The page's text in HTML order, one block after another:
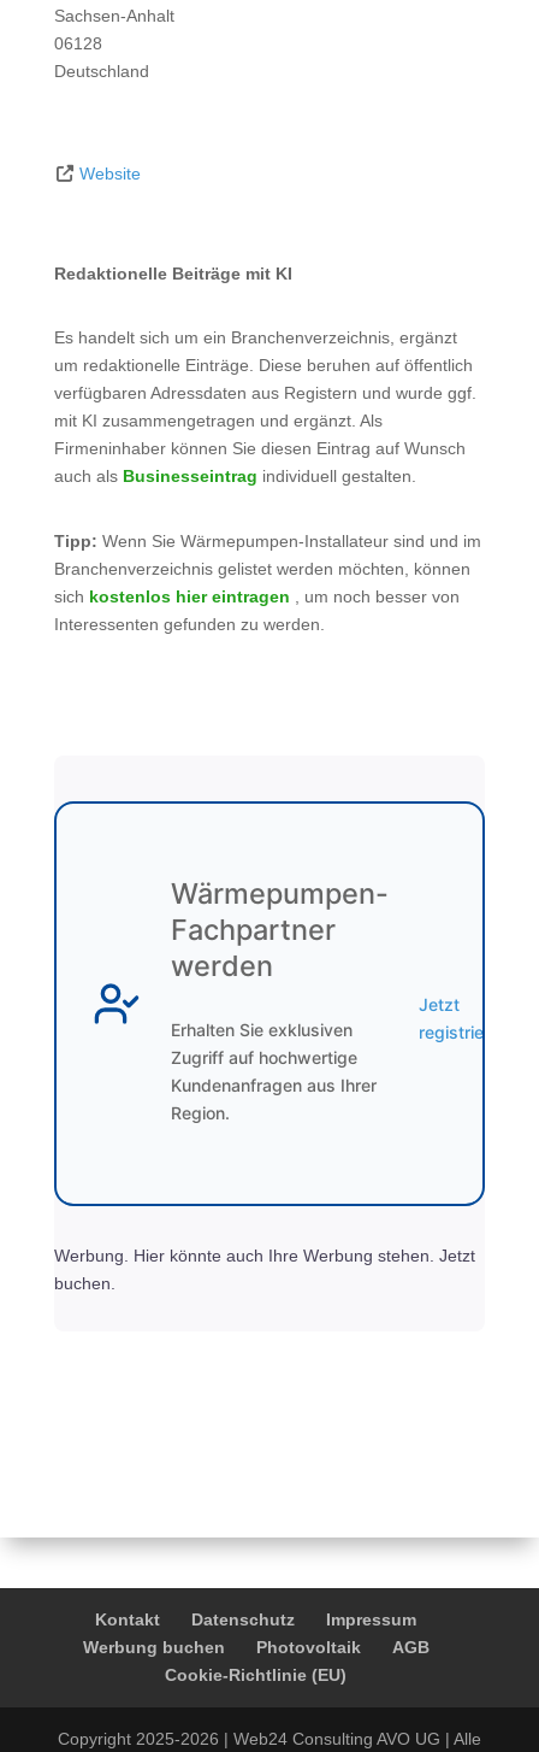
Sachsen-Anhalt
06128
Deutschland
Website
Redaktionelle Beiträge mit KI
Es handelt sich um ein Branchenverzeichnis, ergänzt
um redaktionelle Einträge. Diese beruhen auf öffentlich
verfügbaren Adressdaten aus Registern und wurde ggf.
mit KI zusammengetragen und ergänzt. Als
Firmeninhaber können Sie diesen Eintrag auf Wunsch
auch als Businesseintrag individuell gestalten.
Tipp: Wenn Sie Wärmepumpen-Installateur sind und im
Branchenverzeichnis gelistet werden möchten, können
sich kostenlos hier eintragen , um noch besser von
Interessenten gefunden zu werden.
Wärmepumpen-
Fachpartner
werden
Erhalten Sie exklusiven
Zugriff auf hochwertige
Kundenanfragen aus Ihrer
Region.
Jetzt
registrieren
Werbung. Hier könnte auch Ihre Werbung stehen. Jetzt
buchen.
Kontakt Datenschutz
Impressum
Werbung buchen
Photovoltaik
AGB
Cookie-Richtlinie (EU)
Copyright 2025-2026 | Web24 Consulting AVO UG | Alle